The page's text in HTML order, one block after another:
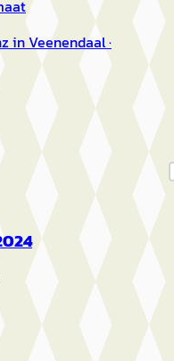
in Veenendaal·